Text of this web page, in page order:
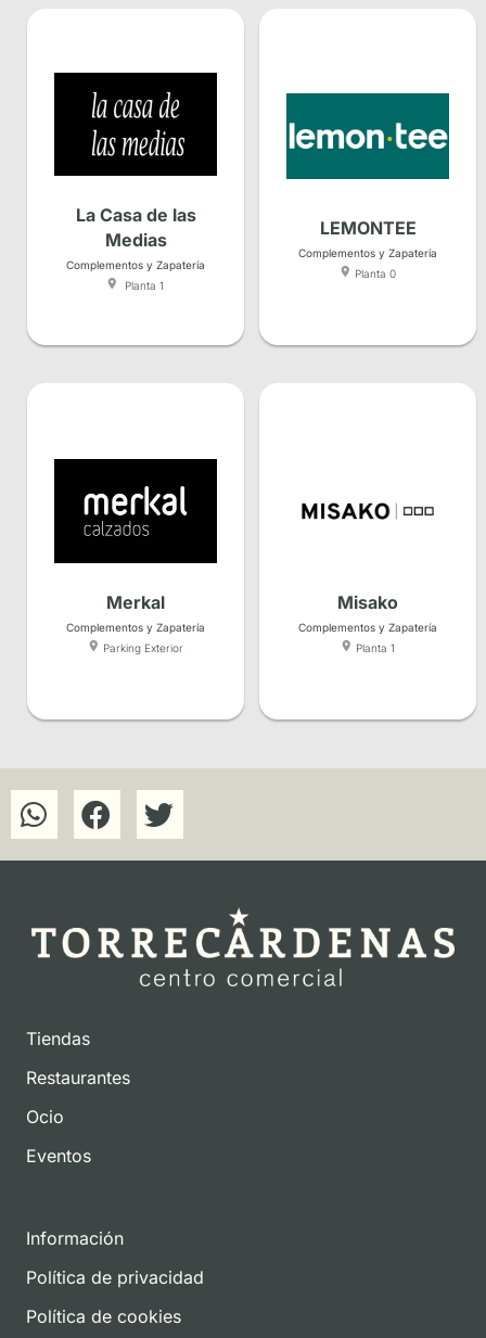
La Casa de las
Medias
Complementos y Zapatería
Planta 1
LEMONTEE
Complementos y Zapatería
Planta 0
Merkal
Complementos y Zapatería
Parking Exterior
Misako
Complementos y Zapatería
Planta 1
Tiendas
Restaurantes
Ocio
Eventos
Información
Política de privacidad
Política de cookies